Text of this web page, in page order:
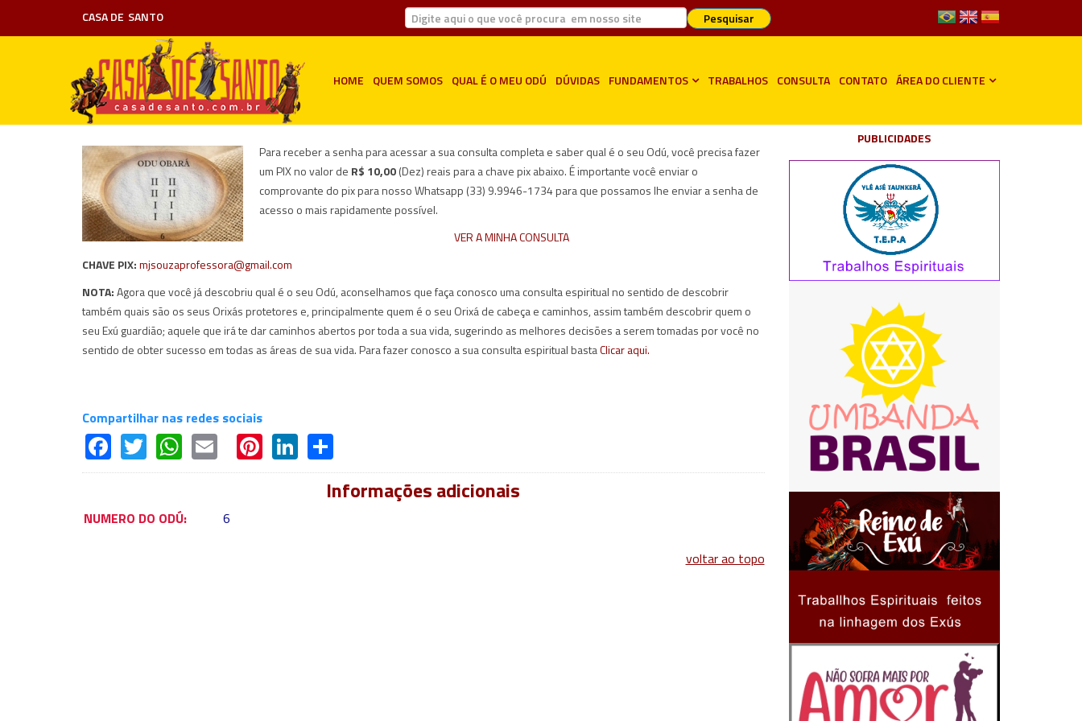
CASA DE SANTO Pesquisar
HOME QUEM SOMOS QUAL É O MEU ODÚ DÚVIDAS FUNDAMENTOS TRABALHOS CONSULTA CONTATO ÁREA DO CLIENTE
Para receber a senha para acessar a sua consulta completa e saber qual é o seu Odú, você precisa fazer
um PIX no valor de R$ 10,00(Dez) reais para a chave pix abaixo. É importante você enviar o
comprovante do pix para nosso Whatsapp (33) 9.9946-1734 para que possamos lhe enviar a senha de
acesso o mais rapidamente possível.
VER A MINHA CONSULTA
CHAVE PIX:mjsouzaprofessora@gmail.com
NOTA:Agora que você já descobriu qual é o seu Odú, aconselhamos que faça conosco uma consulta espiritual no sentido de descobrir
também quais são os seus Orixás protetores e, principalmente quem é o seu Orixá de cabeça e caminhos, assim também descobrir quem o
seu Exú guardião; aquele que irá te dar caminhos abertos por toda a sua vida, sugerindo as melhores decisões a serem tomadas por você no
sentido de obter sucesso em todas as áreas de sua vida. Para fazer conosco a sua consulta espiritual bastaClicar aqui.
Compartilhar nas redes sociais
Facebook
TwitterWhatsApp
EmailPinterest
LinkedIn
Informações adicionais
NUMERO DO ODÚ: 6
voltar ao topo
PUBLICIDADES